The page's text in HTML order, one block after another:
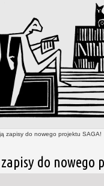
zapisy do nowego projektu SAGA!
do nowego